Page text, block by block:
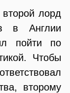
лорд
в Англии
пойти по
Чтобы
второму